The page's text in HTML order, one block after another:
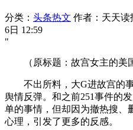
分类： 头条热文 作者：天天读
6日 12:59
"
（原标题：故宫女主的美国
不出所料，大G进故宫的事
舆情反弹。和之前251事件的
单的事情，但却因为撤热搜、
心理，引发了更多的反感。